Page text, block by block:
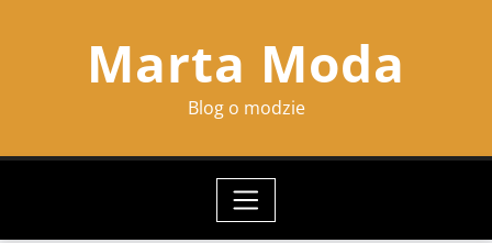
Marta Moda
Blog o modzie